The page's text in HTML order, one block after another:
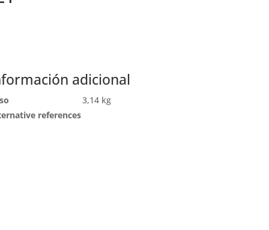
adicional
3,14 kg
references